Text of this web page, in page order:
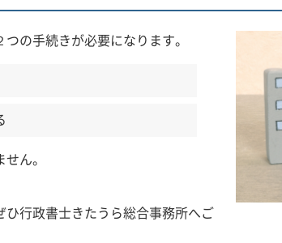
の手続きが必要になります。
ん。
行政書士きたうら総合事務所へご